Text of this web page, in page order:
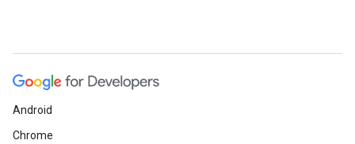
Android
Chrome